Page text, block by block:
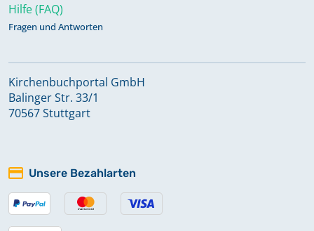
Hilfe (FAQ)
Fragen und Antworten
Kirchenbuchportal GmbH
Balinger Str. 33/1
70567 Stuttgart
Unsere Bezahlarten